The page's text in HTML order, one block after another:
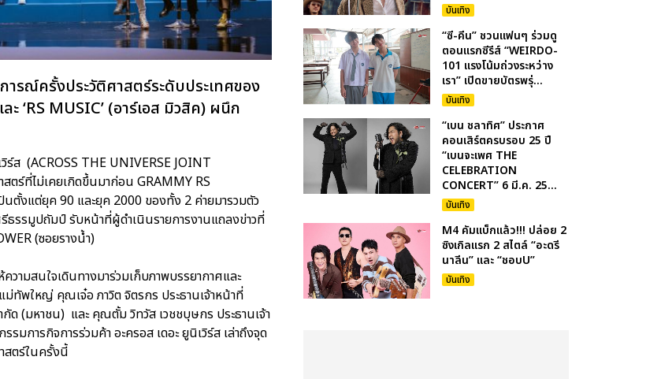
ารณ์ครั้งประวัติศาสตร์ระดับประเทศของ
ะ ‘RS MUSIC’ (อาร์เอส มิวสิค) ผนึก
ร์ส (ACROSS THE UNIVERSE JOINT
ตร์ที่ไม่เคยเกิดขึ้นมาก่อน GRAMMY RS
งแต่ยุค 90 และยุค 2000 ของทั้ง 2 ค่ายมารวมตัว
รรมูปถัมป์ รับหน้าที่ผู้ดำเนินรายการงานแถลงข่าวที่
(ซอยรางน้ำ)
ามสนใจเดินทางมาร่วมเก็บภาพบรรยากาศและ
ม่ทัพใหญ่ คุณเจ๋อ ภาวิต จิตรกร ประธานเจ้าหน้าที่
(มหาชน) และ คุณตั้ม วิทวัส เวชชบุษกร ประธานเจ้า
มการกิจการร่วมค้า อะครอส เดอะ ยูนิเวิร์ส เล่าถึงจุด
สตร์ในครั้งนี้
บันเทิง
“ซี-คีน” ชวนแฟนๆ ร่วมดู
ตอนแรกซีรีส์ “WEIRDO-
101 แรงโน้มถ่วงระหว่าง
เรา” เปิดขายบัตรพรุ่...
บันเทิง
“เบน ชลาทิศ” ประกาศ
คอนเสิร์ตครบรอบ 25 ปี
“เบนจะเพศ THE
CELEBRATION
CONCERT” 6 มี.ค. 25...
บันเทิง
M4 คัมแบ็กแล้ว!!! ปล่อย 2
ซิงเกิลแรก 2 สไตล์ “อะดรี
นาลีน” และ “ชอบU”
บันเทิง